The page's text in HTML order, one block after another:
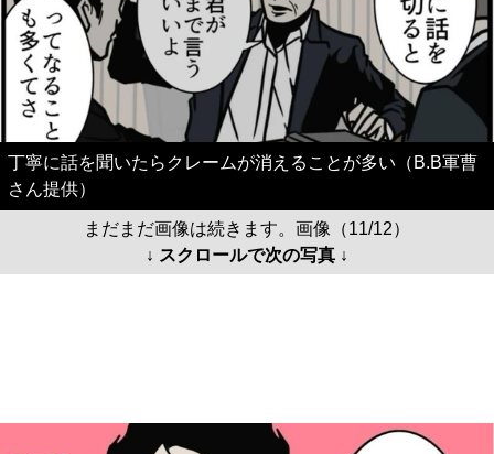
丁寧に話を聞いたらクレームが消えることが多い（B.B軍曹
さん提供）
まだまだ画像は続きます。画像（11/12）
↓ スクロールで次の写真 ↓